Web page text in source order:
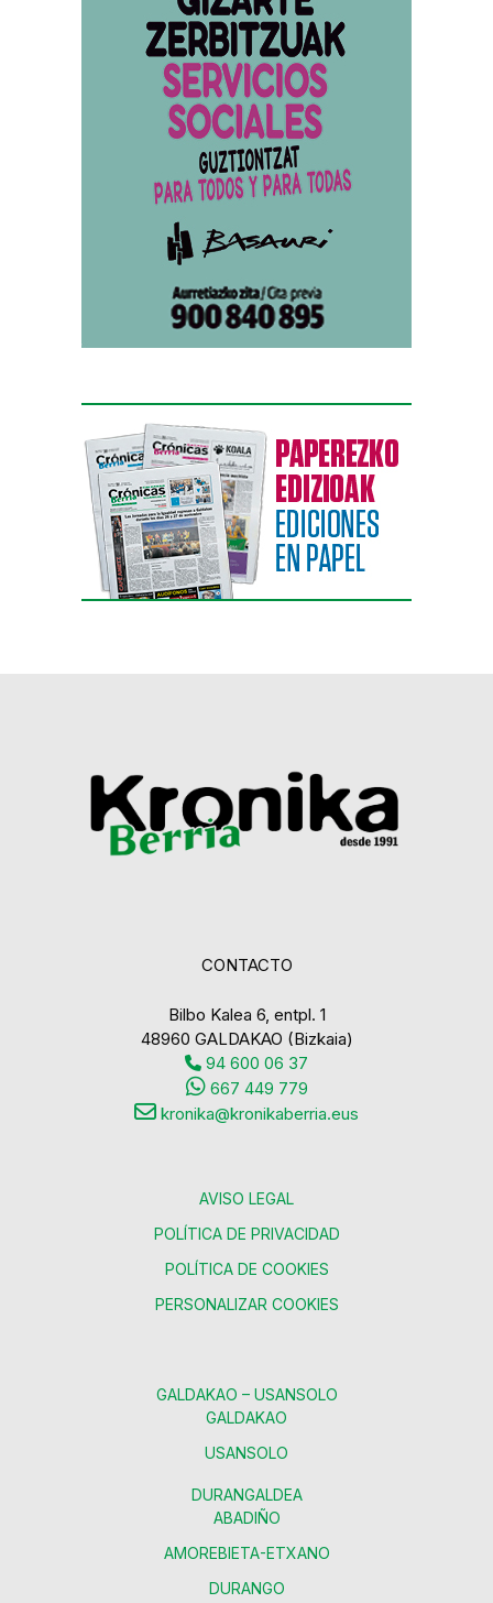
CONTACTO
Bilbo Kalea 6, entpl. 1
48960 GALDAKAO (Bizkaia)
94 600 06 37
667 449 779
kronika@kronikaberria.eus
AVISO LEGAL
POLÍTICA DE PRIVACIDAD
POLÍTICA DE COOKIES
PERSONALIZAR COOKIES
GALDAKAO – USANSOLO
GALDAKAO
USANSOLO
DURANGALDEA
ABADIÑO
AMOREBIETA-ETXANO
DURANGO